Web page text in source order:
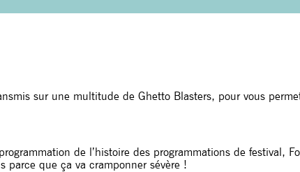
sur une multitude de Ghetto Blasters, pour vous
de l’histoire des programmations de festival,
parce que ça va cramponner sévère !